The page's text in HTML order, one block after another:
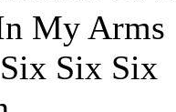
My Arms
Six Six